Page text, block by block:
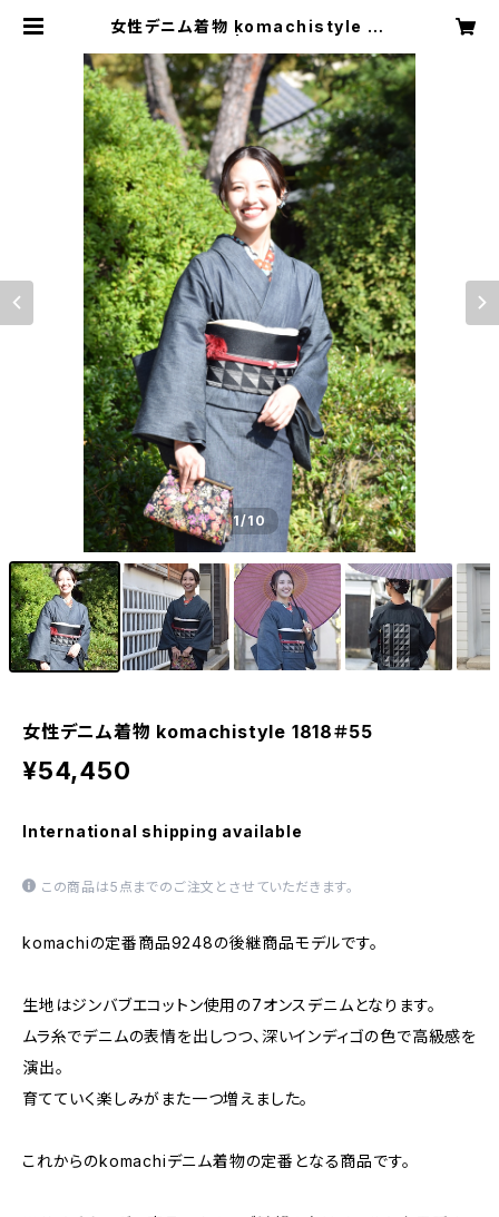
女性デニム着物 komachistyle 18
1/10
女性デニム着物 komachistyle 1818＃55
¥54,450
International shipping available
この商品は5点までのご注文とさせていただきます。
komachiの定番商品9248の後継商品モデルです。
生地はジンバブエコットン使用の7オンスデニムとなります。
ムラ糸でデニムの表情を出しつつ、深いインディゴの色で高級感を
演出。
育てていく楽しみがまた一つ増えました。
これからのkomachiデニム着物の定番となる商品です。